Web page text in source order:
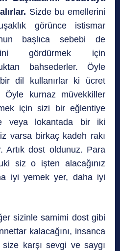
Sizde bu emellerini
görünce istismar
başlıca sebebi de
gördürmek için
bahsederler. Öyle
dil kullanırlar ki ücret
Öyle kurnaz müvekkiller
için sizi bir eğlentiye
veya lokantada bir iki
varsa birkaç kadeh rakı
Artık dost oldunuz. Para
siz o işten alacağınız
iyi yemek yer, daha iyi
sizinle samimi dost gibi
kalacağını, insanca
size karşı sevgi ve saygı